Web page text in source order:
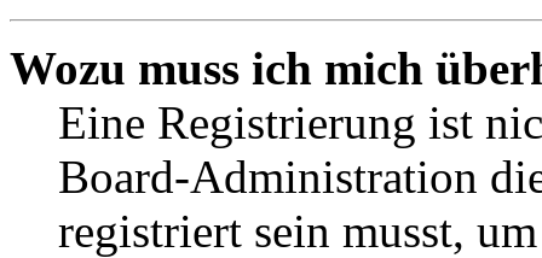
Wozu muss ich mich
Eine Registrierung ist
Board-Administration
registriert sein musst,